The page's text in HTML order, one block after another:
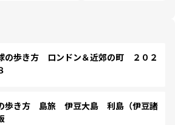
の歩き方 ロンドン＆近郊の町 ２０２
歩き方 島旅 伊豆大島 利島（伊豆諸